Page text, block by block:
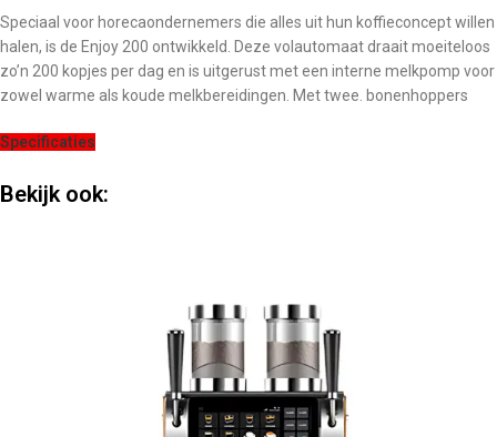
Speciaal voor horecaondernemers die alles uit hun koffieconcept willen
halen, is de Enjoy 200 ontwikkeld. Deze volautomaat draait moeiteloos
zo’n 200 kopjes per dag en is uitgerust met een interne melkpomp voor
zowel warme als koude melkbereidingen. Met twee. bonenhoppers
Specificaties
Bekijk ook: